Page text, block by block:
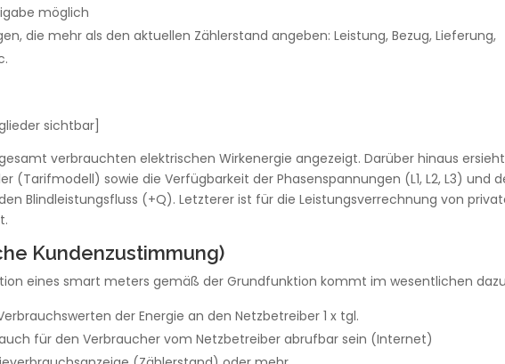
möglich
die mehr als den aktuellen Zählerstand angeben: Leistung, Bezug, Lieferung,
sichtbar]
verbrauchten elektrischen Wirkenergie angezeigt. Darüber hinaus ersieht
(Tarifmodell) sowie die Verfügbarkeit der Phasenspannungen (L1, L2, L3) und
Blindleistungsfluss (+Q). Letzterer ist für die Leistungsverrechnung von
Kundenzustimmung)
eines smart meters gemäß der Grundfunktion kommt im wesentlichen
der Energie an den Netzbetreiber 1 x tgl.
für den Verbraucher vom Netzbetreiber abrufbar sein (Internet)